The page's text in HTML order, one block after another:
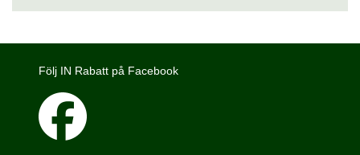
Följ IN Rabatt på Facebook